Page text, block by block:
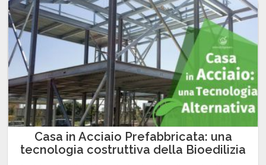
Casa in Acciaio Prefabbricata: una
tecnologia costruttiva della Bioedilizia